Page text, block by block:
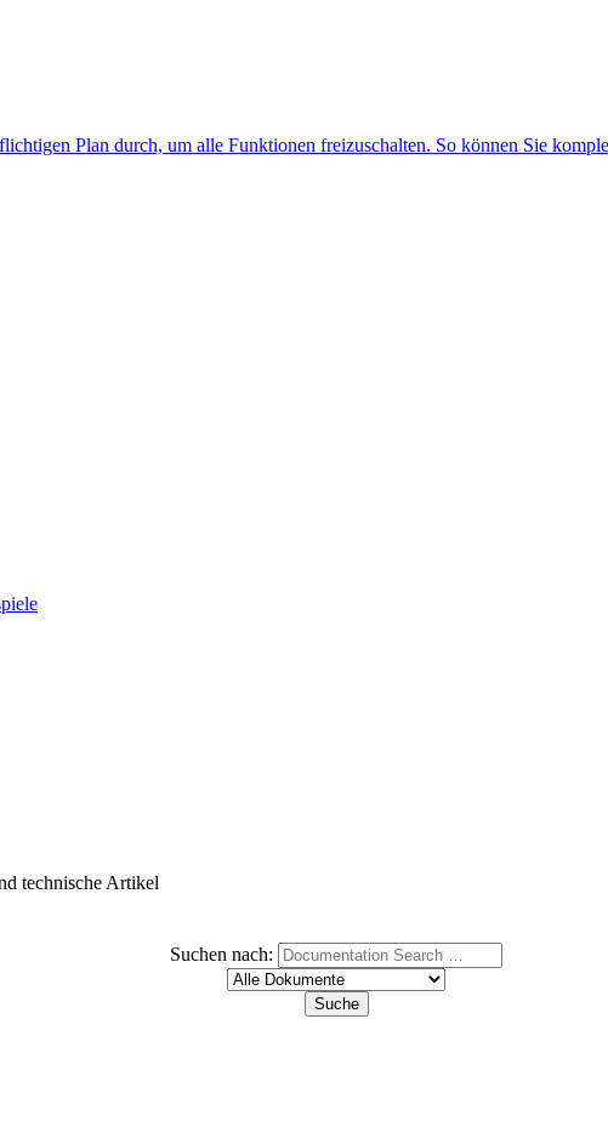
Plan durch, um alle Funktionen freizuschalten. So können Sie
technische Artikel
Suchen nach: